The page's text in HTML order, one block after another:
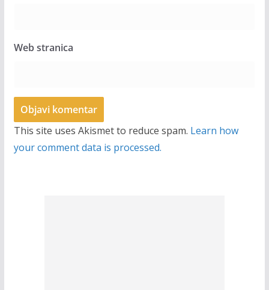
Web stranica
This site uses Akismet to reduce spam. Learn how
your comment data is processed.